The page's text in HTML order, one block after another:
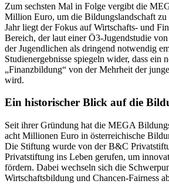
Zum sechsten Mal in Folge vergibt die
Million Euro, um die Bildungslandschaft zu
Jahr liegt der Fokus auf Wirtschafts- und
Bereich, der laut einer Ö3-Jugendstudie
der Jugendlichen als dringend notwendig
Studienergebnisse spiegeln wider, dass ein
„Finanzbildung“ von der Mehrheit der
wird.
Ein historischer Blick auf die
Seit ihrer Gründung hat die MEGA
acht Millionen Euro in österreichische
Die Stiftung wurde von der B&C
Privatstiftung ins Leben gerufen, um
fördern. Dabei wechseln sich die
Wirtschaftsbildung und Chancen-Fairness